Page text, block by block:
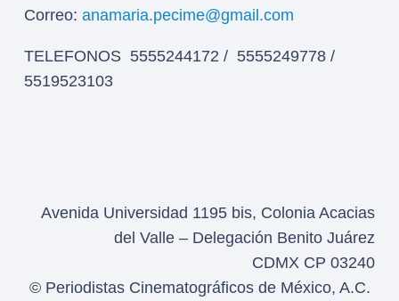
Correo: anamaria.pecime@gmail.com
TELEFONOS 5555244172 / 5555249778 /
5519523103
Avenida Universidad 1195 bis, Colonia Acacias
del Valle – Delegación Benito Juárez
CDMX CP 03240
© Periodistas Cinematográficos de México, A.C.